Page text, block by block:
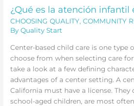
The
Importance
of
Childhood
Health
¿Qué es la atención infantil
CHOOSING QUALITY,COMMUNITY
ByQuality Start
Center-based child care is one type
choose from when selecting care for
take a look at a few defining
advantages of a center setting. A
California must have a license. They
school-aged children, are most